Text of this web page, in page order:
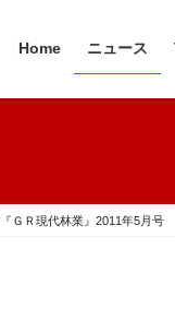
Home ニュース
ＧＲ現代林業』2011年5月号